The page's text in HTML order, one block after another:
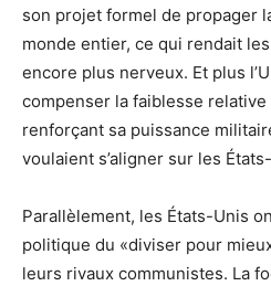
son projet formel de propager
monde entier, ce qui rendait
encore plus nerveux. Et plus
compenser la faiblesse
renforçant sa puissance
voulaient s’aligner sur les
Parallèlement, les États-Unis
politique du «diviser pour
leurs rivaux communistes. La